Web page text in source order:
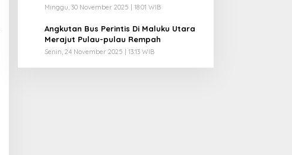
Minggu, 30 November 2025 | 18:01 WIB
Angkutan Bus Perintis Di Maluku Utara
Merajut Pulau-pulau Rempah
Senin, 24 November 2025 | 13:13 WIB